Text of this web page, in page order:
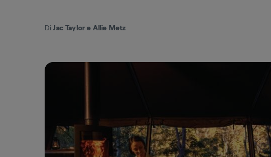
Di Jac Taylor e Allie Metz